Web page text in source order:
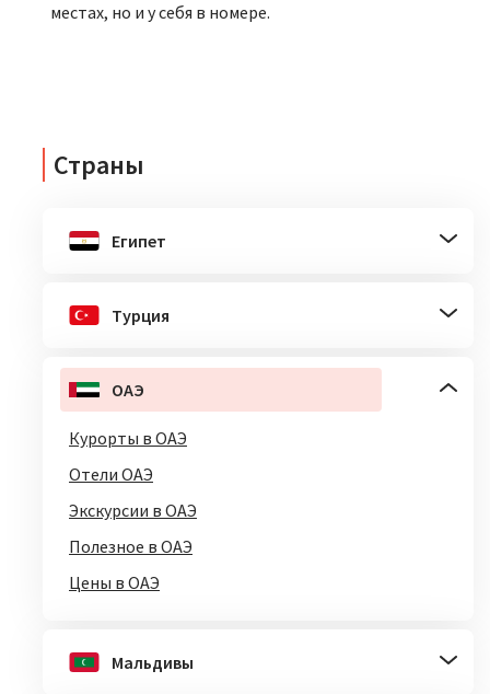
местах, но и у себя в номере.
Страны
Египет
Турция
ОАЭ
Курорты в ОАЭ
Отели ОАЭ
Экскурсии в ОАЭ
Полезное в ОАЭ
Цены в ОАЭ
Мальдивы